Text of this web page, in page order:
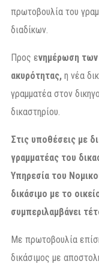
πρωτοβουλία του
διαδίκων.
Προς ενημέρωση των
ακυρότητας, η νέα
γραμματέα στον
δικαστηρίου.
Στις υποθέσεις με
γραμματέας του
Υπηρεσία του
δικάσιμο με το
συμπεριλαμβάνει
Με πρωτοβουλία
δικάσιμος με